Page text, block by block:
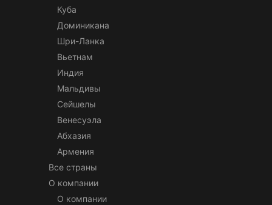
Куба
Доминикана
Шри-Ланка
Вьетнам
Индия
Мальдивы
Сейшелы
Венесуэла
Абхазия
Армения
Все страны
О компании
О компании